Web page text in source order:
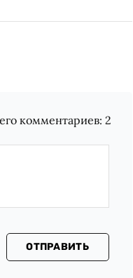
комментариев: 2
ОТПРАВИТЬ